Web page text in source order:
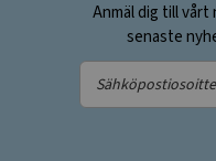
Anmäl dig till vårt
senaste